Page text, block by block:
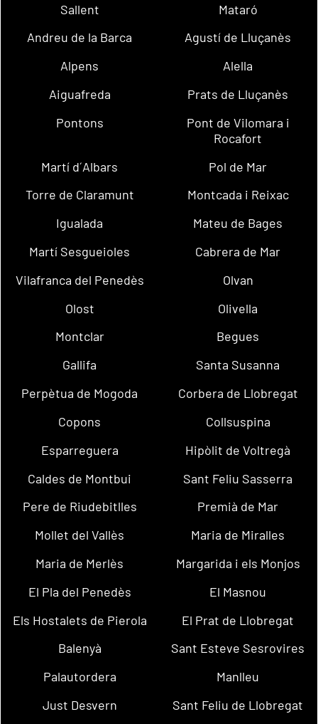
Sallent
Mataró
Andreu de la Barca
Agustí de Lluçanès
Alpens
Alella
Aiguafreda
Prats de Lluçanès
Pontons
Pont de Vilomara i
Rocafort
Martí d´Albars
Pol de Mar
Torre de Claramunt
Montcada i Reixac
Igualada
Mateu de Bages
Martí Sesgueioles
Cabrera de Mar
Vilafranca del Penedès
Olvan
Olost
Olivella
Montclar
Begues
Gallifa
Santa Susanna
Perpètua de Mogoda
Corbera de Llobregat
Copons
Collsuspina
Esparreguera
Hipòlit de Voltregà
Caldes de Montbui
Sant Feliu Sasserra
Pere de Riudebitlles
Premià de Mar
Mollet del Vallès
Maria de Miralles
Maria de Merlès
Margarida i els Monjos
El Pla del Penedès
El Masnou
Els Hostalets de Pierola
El Prat de Llobregat
Balenyà
Sant Esteve Sesrovires
Palautordera
Manlleu
Just Desvern
Sant Feliu de Llobregat